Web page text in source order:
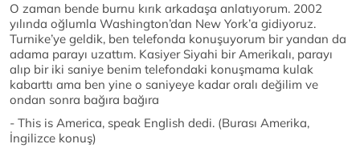
O zaman bende burnu kırık arkadaşa anlatıyorum. 2002
yılında oğlumla Washington’dan New York’a gidiyoruz.
Turnike’ye geldik, ben telefonda konuşuyorum bir yandan da
adama parayı uzattım. Kasiyer Siyahi bir Amerikalı, parayı
alıp bir iki saniye benim telefondaki konuşmama kulak
kabarttı ama ben yine o saniyeye kadar oralı değilim ve
ondan sonra bağıra bağıra
- This is America, speak English dedi. (Burası Amerika,
İngilizce konuş)